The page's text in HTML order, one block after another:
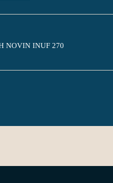
NOVIN INUF 270